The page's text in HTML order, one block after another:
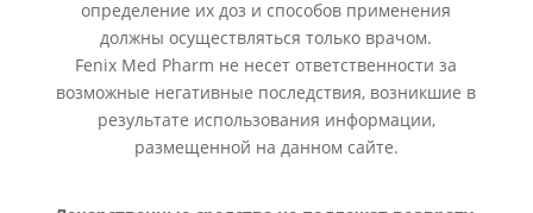
определение их доз и способов применения
должны осуществляться только врачом.
Fenix Med Pharm не несет ответственности за
возможные негативные последствия, возникшие в
результате использования информации,
размещенной на данном сайте.